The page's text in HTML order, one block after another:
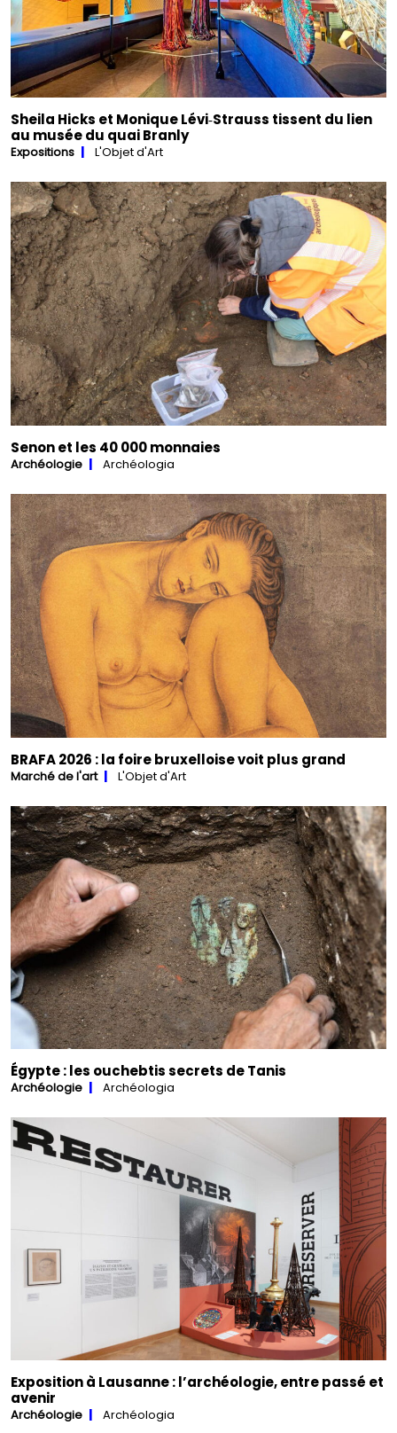
Sheila Hicks et Monique Lévi‑Strauss tissent du lien
au musée du quai Branly
Expositions L'Objet d'Art
Senon et les 40 000 monnaies
Archéologie Archéologia
BRAFA 2026 : la foire bruxelloise voit plus grand
Marché de l'art L'Objet d'Art
Égypte : les ouchebtis secrets de Tanis
Archéologie Archéologia
Exposition à Lausanne : l’archéologie, entre passé et
avenir
Archéologie Archéologia